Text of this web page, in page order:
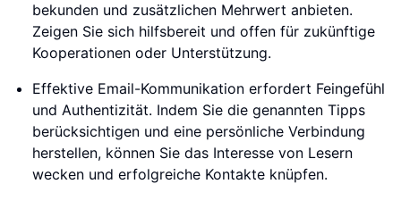
bekunden und zusätzlichen Mehrwert anbieten.
Zeigen Sie sich hilfsbereit und offen für zukünftige
Kooperationen oder Unterstützung.
Effektive Email-Kommunikation erfordert Feingefühl
und Authentizität. Indem Sie die genannten Tipps
berücksichtigen und eine persönliche Verbindung
herstellen, können Sie das Interesse von Lesern
wecken und erfolgreiche Kontakte knüpfen.